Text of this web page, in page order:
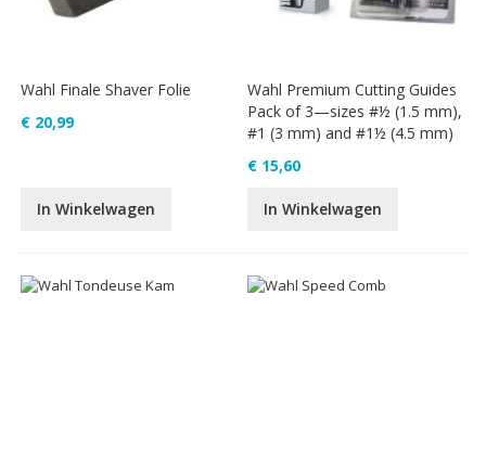
Wahl Finale Shaver Folie
€ 20,99
In Winkelwagen
Wahl Premium Cutting Guides
Pack of 3—sizes #½ (1.5 mm),
#1 (3 mm) and #1½ (4.5 mm)
€ 15,60
In Winkelwagen